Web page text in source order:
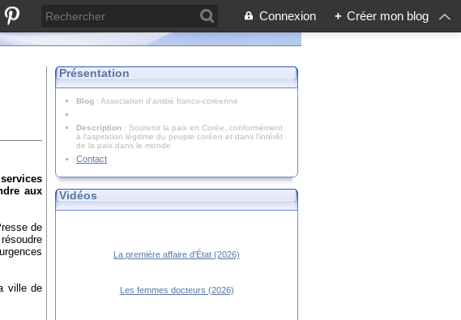
Connexion + Créer mon blog
aux
de
ville de
Présentation
Blog : Association d'amitié franco-coréenne
Description : Soutenir la paix en Corée, conformément
à l'aspiration légitime du peuple coréen et dans l’intérêt
de la paix dans le monde
Contact
Vidéos
La première affaire d'État (2026)
Les femmes docteurs (2026)